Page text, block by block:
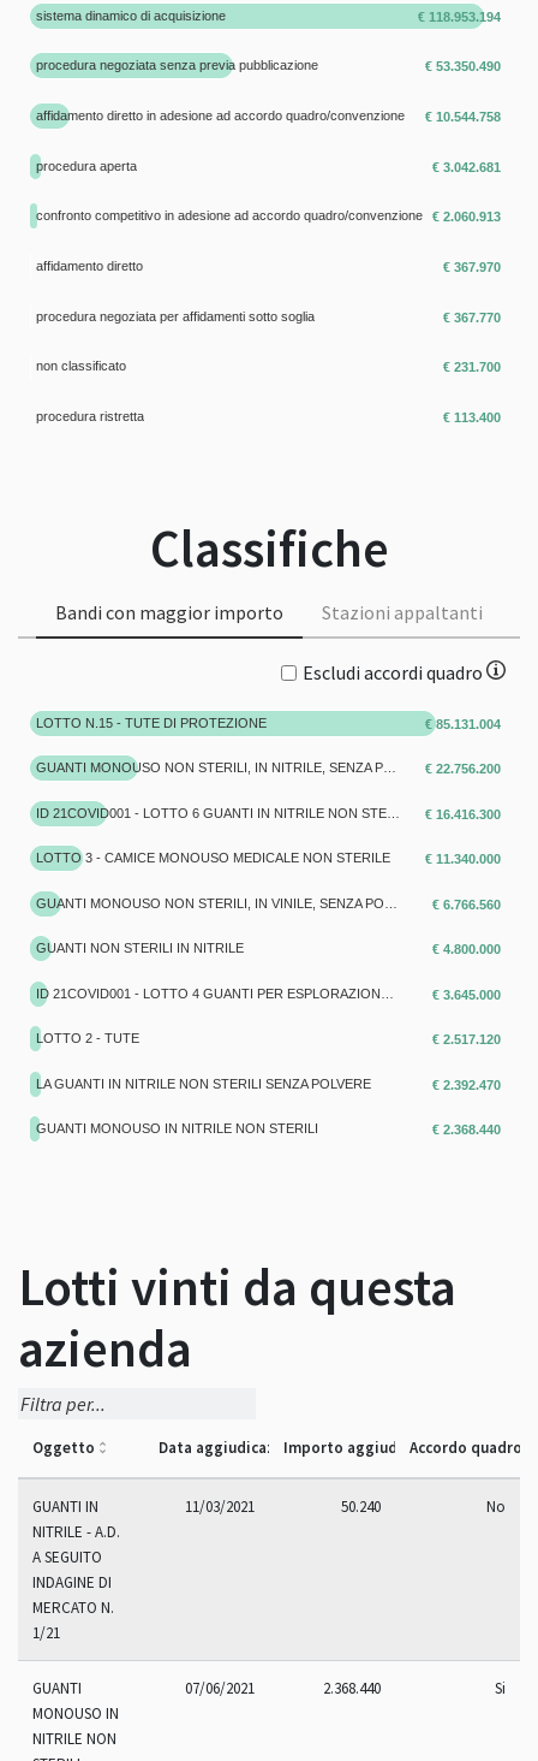
sistema dinamico di acquisizione
procedura negoziata senza previa pubblicazione
affidamento diretto in adesione ad accordo quadro/convenzione
procedura aperta
confronto competitivo in adesione ad accordo quadro/convenzione
affidamento diretto
procedura negoziata per affidamenti sotto soglia
non classificato
procedura ristretta
€ 3.042.681
€ 113.400
€ 53.350.490
€ 118.953.194
€ 367.970
€ 10.544.758
€ 2.060.913
€ 367.770
€ 231.700
Classifiche
Bandi con maggior importo Stazioni appaltanti
Escludi accordi quadro
LOTTO N.15 - TUTE DI PROTEZIONE
LOTTO 3 - CAMICE MONOUSO MEDICALE NON STERILE
GUANTI NON STERILI IN NITRILE
LOTTO 2 - TUTE
LA GUANTI IN NITRILE NON STERILI SENZA POLVERE
GUANTI MONOUSO IN NITRILE NON STERILI
€ 85.131.004
€ 22.756.200
€ 16.416.300
€ 11.340.000
€ 6.766.560
€ 4.800.000
€ 3.645.000
€ 2.517.120
€ 2.392.470
€ 2.368.440
Lotti vinti da questa
azienda
Oggetto Data aggiudicazioneImporto aggiudicazioneAccordo quadro
GUANTI IN
NITRILE - A.D.
A SEGUITO
INDAGINE DI
MERCATO N.
1/21
11/03/2021 50.240 No
GUANTI
MONOUSO IN
NITRILE NON
07/06/2021 2.368.440 Si